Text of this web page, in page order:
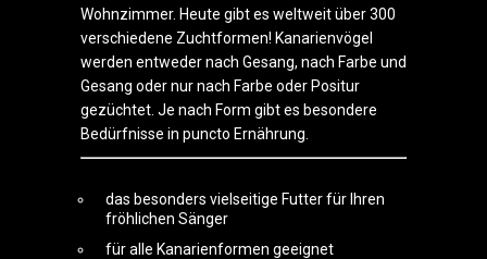
Wohnzimmer. Heute gibt es weltweit über 300
verschiedene Zuchtformen! Kanarienvögel
werden entweder nach Gesang, nach Farbe und
Gesang oder nur nach Farbe oder Positur
gezüchtet. Je nach Form gibt es besondere
Bedürfnisse in puncto Ernährung.
das besonders vielseitige Futter für Ihren
fröhlichen Sänger
für alle Kanarienformen geeignet